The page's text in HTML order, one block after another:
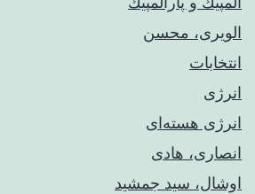
الویری، محسن
انتخابات
انرژی
انرژی هسته‌ای
انصاری، هادی
اوشال، سید جمشید